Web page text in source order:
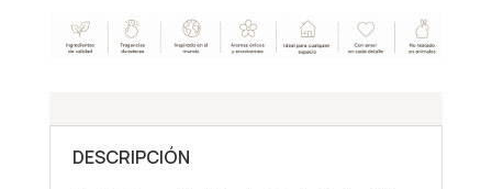
cantidad
DESCRIPCIÓN